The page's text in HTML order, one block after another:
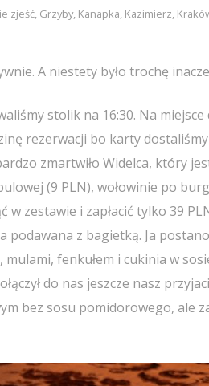
zjeść, Grzyby, Kanapka, Kazimierz,
A niestety było trochę
stolik na 16:30. Na
rezerwacji bo karty
zmartwiło Widelca, który
(9 PLN), wołowinie po
zestawie i zapłacić tylko 39
podawana z bagietką. Ja
fenkułem i cukinia w
do nas jeszcze nasz
bez sosu pomidorowego, ale